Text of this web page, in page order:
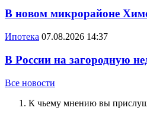
В новом микрорайоне
Ипотека 07.08.2026 14:37
В России на загородную
Все новости
К чьему мнению вы